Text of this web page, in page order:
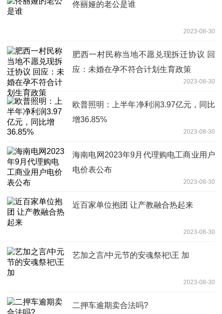
佟丽娅的老公是谁
2023-08-30
肥西一村民称当地不愿兑现拆迁协议 回
应：未婚在孕不符合计划生育政策
2023-08-30
欧普照明：上半年净利润3.97亿元，同比
增36.85%
2023-08-30
海南电网2023年9月代理购电工商业用户
电价表公布
2023-08-30
近百家单位抱团 让产教融合热起来
2023-08-30
艺加之言/中元节的安魂祭祀\王 加
2023-08-30
二押车逾期卖合法吗?